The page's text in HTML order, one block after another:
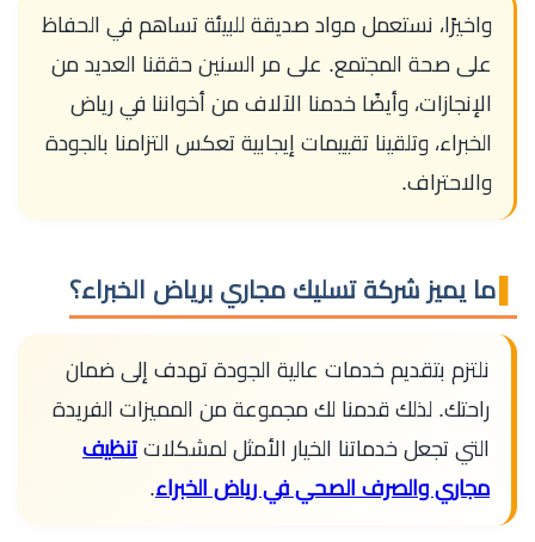
واخيرًا، نستعمل مواد صديقة للبيئة تساهم في الحفاظ
على صحة المجتمع. على مر السنين حققنا العديد من
الإنجازات، وأيضًا خدمنا الآلاف من أخواننا في رياض
الخبراء، وتلقينا تقييمات إيجابية تعكس التزامنا بالجودة
والاحتراف.
ما يميز شركة تسليك مجاري برياض الخبراء؟
نلتزم بتقديم خدمات عالية الجودة تهدف إلى ضمان
راحتك. لذلك قدمنا لك مجموعة من المميزات الفريدة
التي تجعل خدماتنا الخيار الأمثل لمشكلات تنظيف
مجاري والصرف الصحي في رياض الخبراء.